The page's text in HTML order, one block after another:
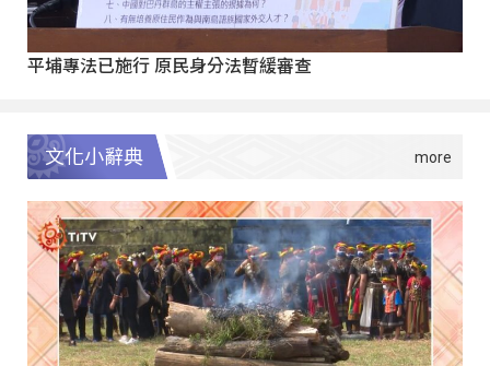
平埔專法已施行 原民身分法暫緩審查
文化小辭典